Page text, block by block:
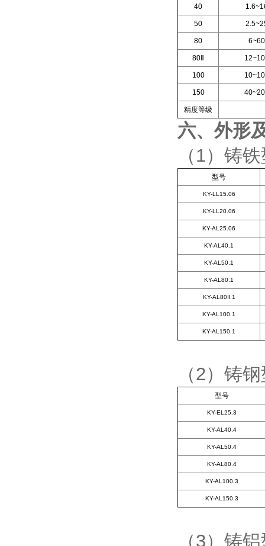
40
50
80 6~60
80Ⅱ
100
150
精度等级
六、外形
（1）铸
型号
KY-LL15.06
KY-LL20.06
KY-AL25.06
KY-AL40.1
KY-AL50.1
KY-AL80.1
KY-AL80Ⅱ.1
KY-AL100.1
KY-AL150.1
（2）铸
型号
KY-EL25.3
KY-AL40.4
KY-AL50.4
KY-AL80.4
KY-AL100.3
KY-AL150.3
（3）铸